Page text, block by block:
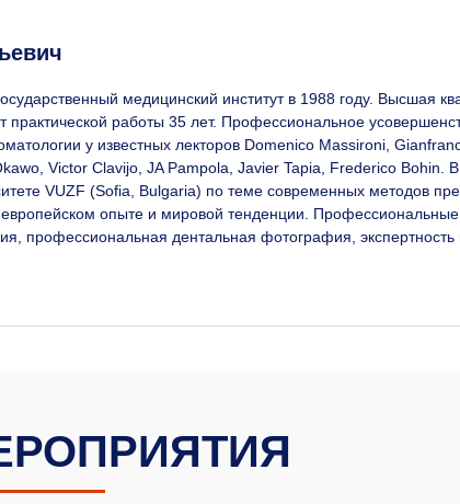
медицинский институт в 1988 году. Высшая
практической работы 35 лет. Профессиональное
у известных лекторов Domenico Massironi,
Victor Clavijo, JA Pampola, Javier Tapia, Frederico Bohin.
VUZF (Sofia, Bulgaria) по теме современных методов
опыте и мировой тенденции. Профессиональные
профессиональная дентальная фотография,